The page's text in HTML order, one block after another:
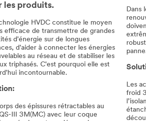
les produits.
HVDC constitue le moyen
efficace de transmettre de grandes
d'énergie sur de longues
d'aider à connecter les énergies
au réseau et de stabiliser les
triphasés. C'est pourquoi elle est
incontournable.
des épissures rétractables au
III 3M(MC) avec leur coque
Dans
Les
froid